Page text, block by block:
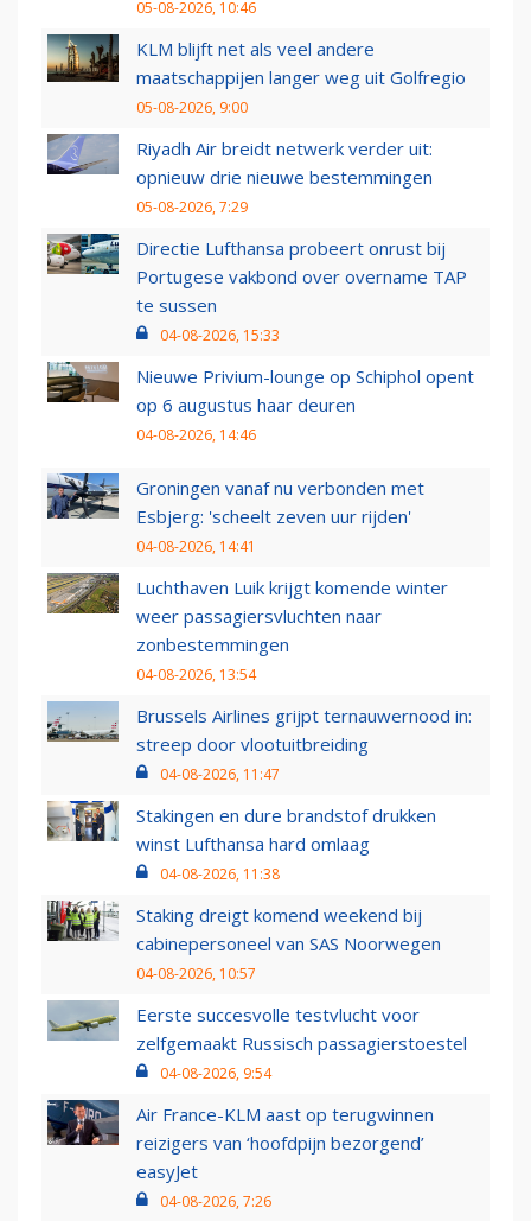
05-08-2026, 10:46
KLM blijft net als veel andere
maatschappijen langer weg uit Golfregio
05-08-2026, 9:00
Riyadh Air breidt netwerk verder uit:
opnieuw drie nieuwe bestemmingen
05-08-2026, 7:29
Directie Lufthansa probeert onrust bij
Portugese vakbond over overname TAP
te sussen
04-08-2026, 15:33
Nieuwe Privium-lounge op Schiphol opent
op 6 augustus haar deuren
04-08-2026, 14:46
Groningen vanaf nu verbonden met
Esbjerg: 'scheelt zeven uur rijden'
04-08-2026, 14:41
Luchthaven Luik krijgt komende winter
weer passagiersvluchten naar
zonbestemmingen
04-08-2026, 13:54
Brussels Airlines grijpt ternauwernood in:
streep door vlootuitbreiding
04-08-2026, 11:47
Stakingen en dure brandstof drukken
winst Lufthansa hard omlaag
04-08-2026, 11:38
Staking dreigt komend weekend bij
cabinepersoneel van SAS Noorwegen
04-08-2026, 10:57
Eerste succesvolle testvlucht voor
zelfgemaakt Russisch passagierstoestel
04-08-2026, 9:54
Air France-KLM aast op terugwinnen
reizigers van ‘hoofdpijn bezorgend’
easyJet
04-08-2026, 7:26